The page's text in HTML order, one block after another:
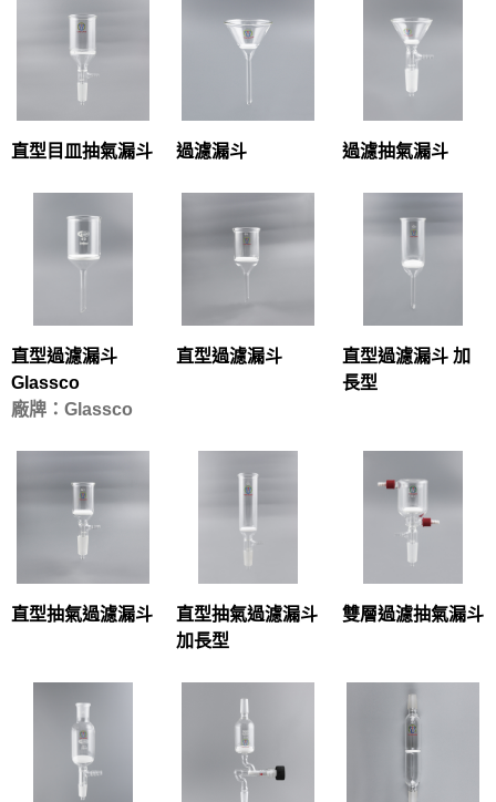
直型目皿抽氣漏斗 過濾漏斗 過濾抽氣漏斗
直型過濾漏斗
Glassco
廠牌：Glassco
直型過濾漏斗
直型過濾漏斗 加
長型
直型抽氣過濾漏斗
直型抽氣過濾漏斗
加長型
雙層過濾抽氣漏斗